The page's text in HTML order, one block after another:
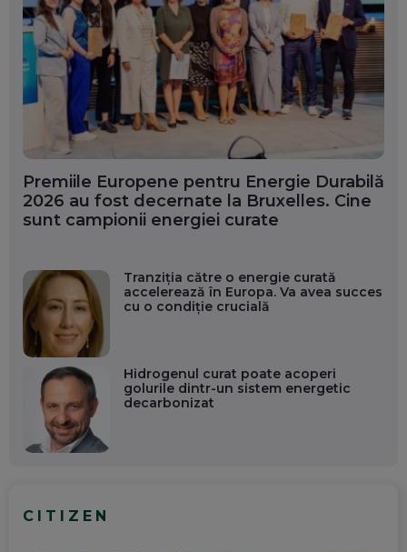
Premiile Europene pentru Energie Durabilă
2026 au fost decernate la Bruxelles. Cine
sunt campionii energiei curate
Tranziția către o energie curată
accelerează în Europa. Va avea succes
cu o condiție crucială
Hidrogenul curat poate acoperi
golurile dintr-un sistem energetic
decarbonizat
CITIZEN